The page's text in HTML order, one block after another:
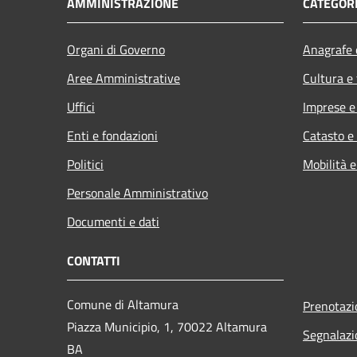
Organi di Governo
Aree Amministrative
Uffici
Enti e fondazioni
Politici
Personale Amministrativo
Documenti e dati
Cultura
Imprese
Catasto
Mobilità
CONTATTI
Comune di Altamura
Piazza Municipio, 1, 70022 Altamura
BA